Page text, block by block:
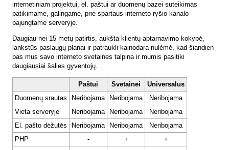
internetiniam projektui, el. paštui ar duomenų bazei suteikimas
patikimame, galingame, prie spartaus interneto ryšio kanalo
pajungtame serveryje.
Daugiau nei 15 metų patirtis, aukšta klientų aptarnavimo kokybė,
lankstūs paslaugų planai ir patraukli kainodara nulėmė, kad šiandien
pas mus savo interneto svetaines talpina ir mumis pasitiki
daugiausiai šalies gyventojų.
Paštui Svetainei
Universalus
Duomenų srautas
Neribojama Neribojama
Neribojama
Vieta serveryje
Neribojama Neribojama
Neribojama
El. pašto dėžutės
Neribojama Neribojama
Neribojama
PHP
- +
+